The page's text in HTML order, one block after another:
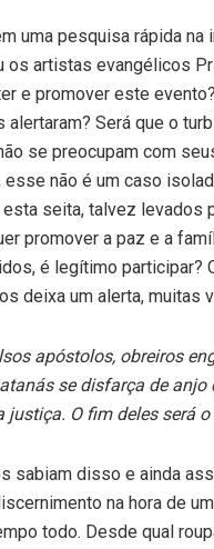
uma pesquisa rápida
os artistas evangélicos
e promover este
Será que o
se preocupam com
não é um caso
seita, talvez levados
promover a paz e a
é legítimo participar?
deixa um alerta, muitas
apóstolos, obreiros
se disfarça de
O fim deles será
sabiam disso e ainda
na hora de
todo. Desde qual